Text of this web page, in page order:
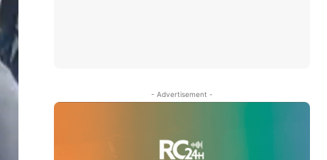
- Advertisement -